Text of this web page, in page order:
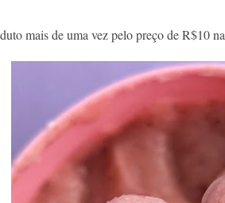
mais de uma vez pelo preço de R$10